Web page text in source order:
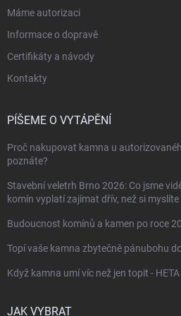
Máme autorizaci
Informace o dopravě
Certifikáty a návody
Kontakty
PÍŠEME O VYTÁPĚNÍ
Proč nakupovat kamna u
poznáte?
Stavební veletrh Brno 2026: Co jsme
komín vyplatí zajímat dřív, než si myslíte
Budoucnost komínů a kamen po roce
Topí vaše kamna zbytečně pánubohu
Když kamna umí víc než jen topit -
JAK VYBRAT